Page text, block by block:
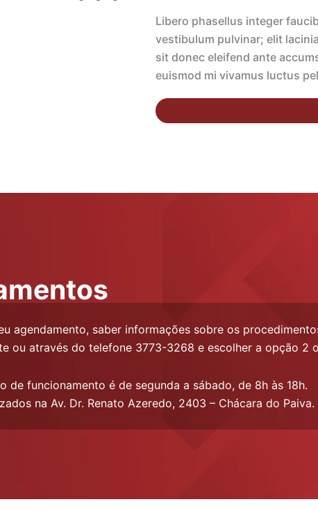
Libero phasellus integer
vestibulum pulvinar; elit
sit donec eleifend ante
euismod mi vivamus luctus
agendamento, saber informações sobre os
ou através do telefone 3773-3268 e escolher a opção 2
de funcionamento é de segunda a sábado, de 8h às 18h.
na Av. Dr. Renato Azeredo, 2403 – Chácara do Paiva.